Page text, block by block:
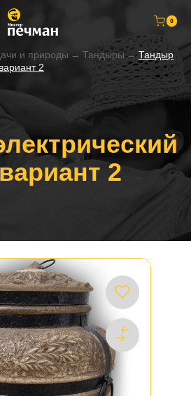
0
и природы → Тандыры →Тандыр
2
2